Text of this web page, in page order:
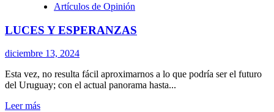
Artículos de Opinión
LUCES Y ESPERANZAS
diciembre 13, 2024
Esta vez, no resulta fácil aproximarnos a lo que podría ser el futuro
del Uruguay; con el actual panorama hasta...
Leer másLeer